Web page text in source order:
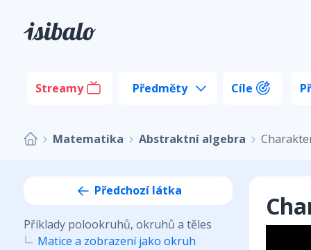
Streamy Předměty Cíle
Matematika Abstraktní algebra
Předchozí látka
Příklady polookruhů, okruhů a těles
Matice a zobrazení jako okruh